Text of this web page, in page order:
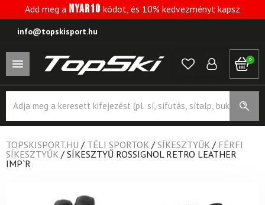
Add meg a NYAR10 kódot, és 10% kedvezményt kapsz
info@topskisport.hu
0
search
TOPSKISPORT.HU / TÉLI SPORTOK / SÍKESZTYŰK / FÉRFI
SÍKESZTYŰK / SÍKESZTYŰ ROSSIGNOL RETRO LEATHER
IMP`R